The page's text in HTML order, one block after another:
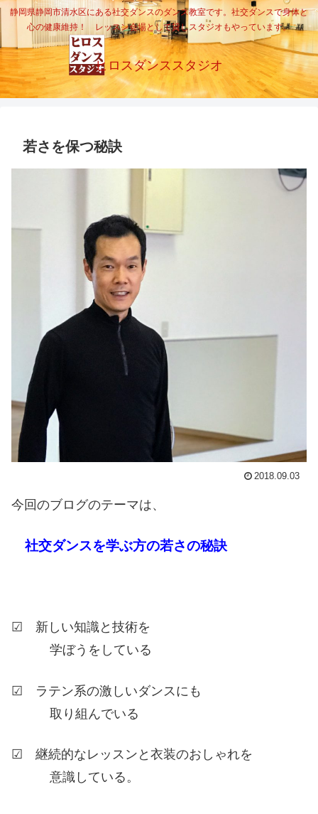
静岡県静岡市清水区にある社交ダンスのダンス教室です。社交ダンスで身体と
心の健康維持！ レッスン会場として貸しスタジオもやっています。
ヒロスダンススタジオ
若さを保つ秘訣
2018.09.03
今回のブログのテーマは、
社交ダンスを学ぶ方の若さの秘訣
☑ 新しい知識と技術を
学ぼうをしている
☑ ラテン系の激しいダンスにも
取り組んでいる
☑ 継続的なレッスンと衣装のおしゃれを
意識している。